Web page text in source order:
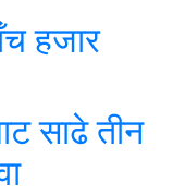
हजार
साढे तीन